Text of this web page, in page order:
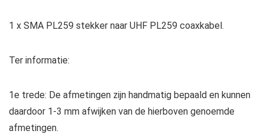
1 x SMA PL259 stekker naar UHF PL259 coaxkabel.
Ter informatie:
1e trede: De afmetingen zijn handmatig bepaald en kunnen
daardoor 1-3 mm afwijken van de hierboven genoemde
afmetingen.